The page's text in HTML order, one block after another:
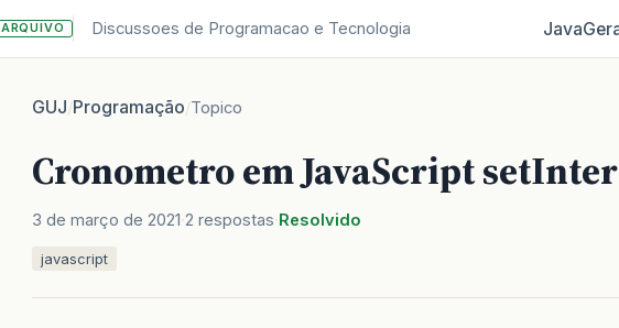
ARQUIVO Discussoes de Programacao e Tecnologia Java
GUJ/Programação/Topico
Cronometro em JavaScript
3 de março de 2021 2 respostas Resolvido
javascript